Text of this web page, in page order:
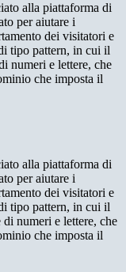
alla piattaforma di
per aiutare i
dei visitatori e
tipo pattern, in cui il
numeri e lettere, che
che imposta il
alla piattaforma di
per aiutare i
dei visitatori e
tipo pattern, in cui il
di numeri e lettere, che
che imposta il